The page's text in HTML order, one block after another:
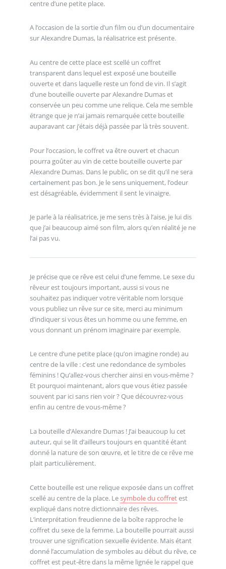
centre d’une petite place.
A l’occasion de la sortie d’un film ou d’un documentaire
sur Alexandre Dumas, la réalisatrice est présente.
Au centre de cette place est scellé un coffret
transparent dans lequel est exposé une bouteille
ouverte et dans laquelle reste un fond de vin. Il s’agit
d’une bouteille ouverte par Alexandre Dumas et
conservée un peu comme une relique. Cela me semble
étrange que je n’ai jamais remarquée cette bouteille
auparavant car j’étais déjà passée par là très souvent.
Pour l’occasion, le coffret va être ouvert et chacun
pourra goûter au vin de cette bouteille ouverte par
Alexandre Dumas. Dans le public, on se dit qu’il ne sera
certainement pas bon. Je le sens uniquement, l’odeur
est désagréable, évidemment il sent le vinaigre.
Je parle à la réalisatrice, je me sens très à l’aise, je lui dis
que j’ai beaucoup aimé son film, alors qu’en réalité je ne
l’ai pas vu.
Je précise que ce rêve est celui d’une femme. Le sexe du
rêveur est toujours important, aussi si vous ne
souhaitez pas indiquer votre véritable nom lorsque
vous publiez un rêve sur ce site, merci au minimum
d’indiquer si vous êtes un homme ou une femme, en
vous donnant un prénom imaginaire par exemple.
Le centre d’une petite place (qu’on imagine ronde) au
centre de la ville : c’est une redondance de symboles
féminins ! Qu’allez-vous chercher ainsi en vous-même ?
Et pourquoi maintenant, alors que vous étiez passée
souvent par ici sans rien voir ? Que découvrez-vous
enfin au centre de vous-même ?
La bouteille d’Alexandre Dumas ! J’ai beaucoup lu cet
auteur, qui se lit d’ailleurs toujours en quantité étant
donné la nature de son œuvre, et le titre de ce rêve me
plait particulièrement.
Cette bouteille est une relique exposée dans un coffret
scellé au centre de la place. Lesymbole du coffretest
expliqué dans notre dictionnaire des rêves.
L’interprétation freudienne de la boîte rapproche le
coffret du sexe de la femme. La bouteille pourrait aussi
trouver une signification sexuelle évidente. Mais étant
donné l’accumulation de symboles au début du rêve, ce
coffret est peut-être dans la même lignée le rappel que